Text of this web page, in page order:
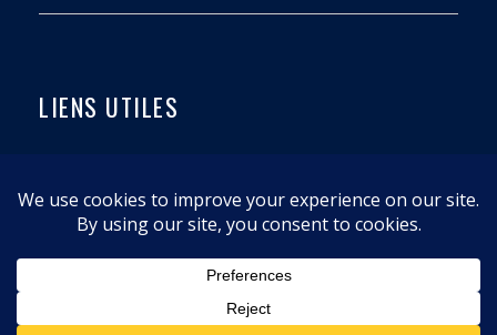
LIENS UTILES
Mentions légales
Politique de confidentialité